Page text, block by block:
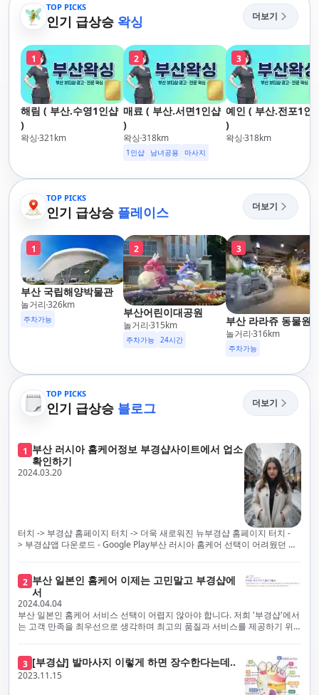
TOP PICKS
인기 급상승 왁싱 더보기
1
해림 ( 부산.수영1인샵
)
왁싱321km
2
매료 ( 부산.서면1인샵
)
왁싱318km
1인샵 남녀공용 마사지
3
예인 ( 부산.전포1인
)
왁싱318km
TOP PICKS
인기 급상승 플레이스 더보기
1
부산 국립해양박물관
놀거리 326km
주차가능
2
부산어린이대공원
놀거리 315km
주차가능 24시간
3
부산 라라쥬 동물원
놀거리 316km
주차가능
TOP PICKS
인기 급상승 블로그 더보기
1 부산 러시아 홈케어정보 부경샵사이트에서 업소
확인하기
2024.03.20
터치 -> 부경샵 홈페이지 터치 -> 더욱 새로워진 뉴부경샵 홈페이지 터치 -
> 부경샵앱 다운로드 - Google Play부산 러시아 홈케어 선택이 어려웠던 시
스의 모든 과정을 후불제로 운영합니다. 이는 고객님의 최대 편의를 보장하
기 위한 부경샵의 약속입니다.부경샵은 현장에서 바로 고객님께 서비스를
제공하는 깨끗하고 전문적으로 훈련된 관리사들을 다수 보유하고 있음을 자
랑스럽게 생각합니다. 이는 프리미엄 부산 러시아 홈케어 경험을 제공하기
위한 부경샵의 노력의 일환입니다.현 시대의 불확실성 속에서, 안전은 부경
하고 개인의 건강 상태를 지속적으로 모니터링합니다.예약금을 요구하는 업
체보다는 부경샵과 같이 안전과 고객 편의를 최우선으로 생각하는 업체를
선택하는 것이 중요합니다.부산에서 러시아 홈케어를 전문으로 하는 부경샵
은, 항상 후불제로 운영하면서 청결과 안전을 가장 중요하게 여깁니다. 부산
2 부산 일본인 홈케어 이제는 고민말고 부경샵에
서
2024.04.04
부산 일본인 홈케어 서비스 선택이 어렵지 않아야 합니다. 저희 '부경샵'에서
는 고객 만족을 최우선으로 생각하며 최고의 품질과 서비스를 제공하기 위
프리미엄 부산 일본인 홈케어 경험을 제공하고자 현장에서 직접 깨끗하고
전문적으로 훈련된 관리사를 다수 보유하고 있음을 자랑스럽게 여깁니다.
현대 사회의 불확실성 속에서, 부경샵은 안전을 최우선으로 여기며, 이를 위
3 [부경샵] 발마사지 이렇게 하면 장수한다는데..
2023.11.15